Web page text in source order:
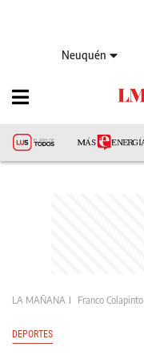
Neuquén
LA MAÑANA Franco Colapinto
DEPORTES